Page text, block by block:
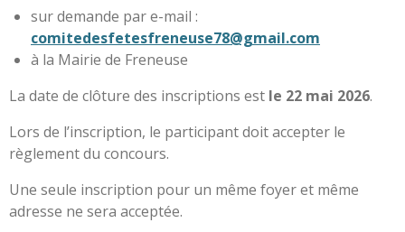
sur demande par e-mail :
comitedesfetesfreneuse78@gmail.com
à la Mairie de Freneuse
La date de clôture des inscriptions est le 22 mai 2026.
Lors de l’inscription, le participant doit accepter le
règlement du concours.
Une seule inscription pour un même foyer et même
adresse ne sera acceptée.